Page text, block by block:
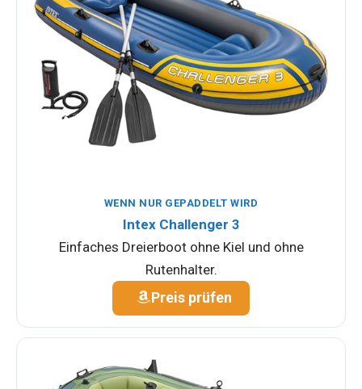
WENN NUR GEPADDELT WIRD
Intex Challenger 3
Einfaches Dreierboot ohne Kiel und ohne
Rutenhalter.
Preis prüfen